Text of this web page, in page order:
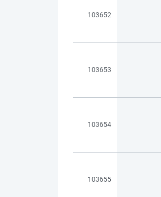
103652
103653
103654
103655